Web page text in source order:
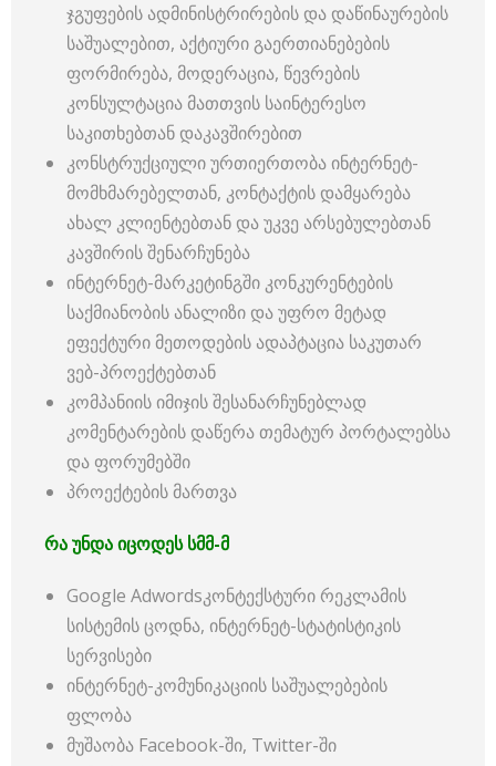
ჯგუფების ადმინისტრირების და დაწინაურების
საშუალებით, აქტიური გაერთიანებების
ფორმირება, მოდერაცია, წევრების
კონსულტაცია მათთვის საინტერესო
საკითხებთან დაკავშირებით
კონსტრუქციული ურთიერთობა ინტერნეტ-
მომხმარებელთან, კონტაქტის დამყარება
ახალ კლიენტებთან და უკვე არსებულებთან
კავშირის შენარჩუნება
ინტერნეტ-მარკეტინგში კონკურენტების
საქმიანობის ანალიზი და უფრო მეტად
ეფექტური მეთოდების ადაპტაცია საკუთარ
ვებ-პროექტებთან
კომპანიის იმიჯის შესანარჩუნებლად
კომენტარების დაწერა თემატურ პორტალებსა
და ფორუმებში
პროექტების მართვა
რა უნდა იცოდეს სმმ-მ
Google Adwordsკონტექსტური რეკლამის
სისტემის ცოდნა, ინტერნეტ-სტატისტიკის
სერვისები
ინტერნეტ-კომუნიკაციის საშუალებების
ფლობა
მუშაობა Facebook-ში, Twitter-ში